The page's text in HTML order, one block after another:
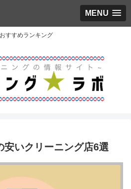
MENU
すすめランキング
安いクリーニング店6選